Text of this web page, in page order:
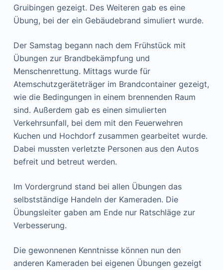
Gruibingen gezeigt. Des Weiteren gab es eine
Übung, bei der ein Gebäudebrand simuliert wurde.
Der Samstag begann nach dem Frühstück mit
Übungen zur Brandbekämpfung und
Menschenrettung. Mittags wurde für
Atemschutzgeräteträger im Brandcontainer gezeigt,
wie die Bedingungen in einem brennenden Raum
sind. Außerdem gab es einen simulierten
Verkehrsunfall, bei dem mit den Feuerwehren
Kuchen und Hochdorf zusammen gearbeitet wurde.
Dabei mussten verletzte Personen aus den Autos
befreit und betreut werden.
Im Vordergrund stand bei allen Übungen das
selbstständige Handeln der Kameraden. Die
Übungsleiter gaben am Ende nur Ratschläge zur
Verbesserung.
Die gewonnenen Kenntnisse können nun den
anderen Kameraden bei eigenen Übungen gezeigt